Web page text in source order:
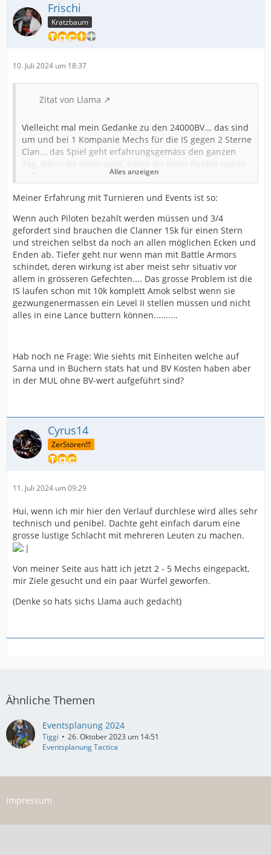
Frischi
Kratzbaum
10. Juli 2024 um 18:37
Zitat von Llama
Vielleicht mal mein Gedanke zu den 24000BV... das sind
um und bei 1 Kompanie Mechs für die IS gegen 2 Sterne
Clan... das Spiel geht erfahrungsgemäss den ganzen
(z.B. 6400 BV pro Spieler je Seite frei teilbar), wenns
Ja Zellbringen, aber wenn nur ein anderes Ding eingreift
wirds Free for All (z.B. n Tag, ein Gewehr, ein Huster...)
Und wenn einer auf die Idee kommt:
Aber Llama, laut Briefing könnte ich ja einfach mit
6327467354632 Locusts kommen und immer, wenn
... dann ist das technisch korrekt, aber irgendwer wird
die Nerven verlieren und dann haben wir die Situation
Alles anzeigen
Meiner Erfahrung mit Turnieren und Events ist so:
Wenn auch Piloten bezahlt werden müssen und 3/4
gefordert sind brauchen die Clanner 15k für einen Stern
und streichen selbst da noch an allen möglichen Ecken und
Enden ab. Tiefer geht nur wenn man mit Battle Armors
schindet, deren wirkung ist aber meist sehr situativ vor
allem in grösseren Gefechten.... Das grosse Problem ist die
IS laufen schon mit 10k komplett Amok selbst wenn sie
gezwungenermassen ein Level II stellen müssen und nicht
alles in eine Lance buttern können..........
Hab noch ne Frage: Wie siehts mit Einheiten welche auf
Sarna und in Büchern stats hat und BV Kosten haben aber
in der MUL ohne BV-wert aufgeführt sind?
Cyrus14
ZerStören!!!
11. Juli 2024 um 09:29
Hui, wenn ich mir hier den Verlauf durchlese wird alles sehr
technisch und penibel. Dachte geht einfach darum eine
grosse lustige Schlacht mit mehreren Leuten zu machen.
Von meiner Seite aus hätt ich jetzt 2 - 5 Mechs eingepackt,
mir Ziele gesucht und ein paar Würfel geworfen.
(Denke so hats sichs Llama auch gedacht)
Ähnliche Themen
Eventsplanung 2024
Tiggi
26. Oktober 2023 um 14:51
Eventsplanung Tactica
Impressum